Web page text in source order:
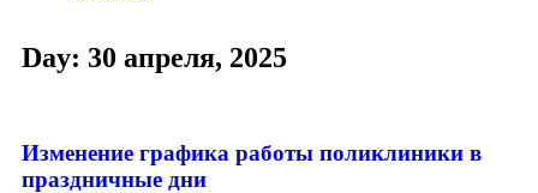
Day: 30 апреля, 2025
Изменение графика работы поликлиники в
праздничные дни